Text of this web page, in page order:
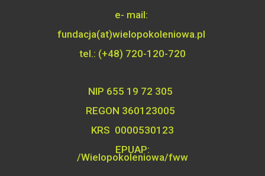
e- mail:
fundacja(at)wielopokoleniowa.pl
tel.: (+48) 720-120-720
NIP 655 19 72 305
REGON 360123005
KRS 0000530123
EPUAP:
/Wielopokoleniowa/fww